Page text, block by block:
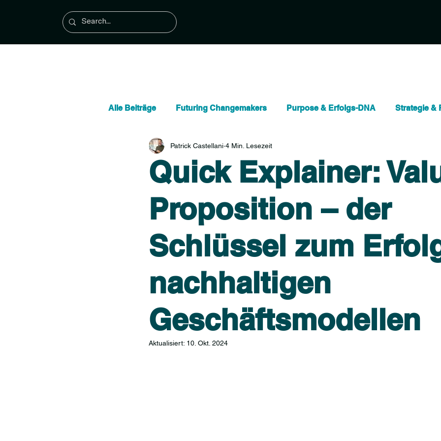
Alle Beiträge Futuring Changemakers Purpose & Erfolgs-DNA Strategie &
Kommunikation & Verhalten Nachhaltigkeit & Impact
Künstliche Intelligenz (KI) Quick Explainer
Quick Explainer:
Proposition – der
Schlüssel zum
nachhaltigen
Geschäftsmodellen
Patrick Castellani 4 Min. Lesezeit
Aktualisiert: 10. Okt. 2024